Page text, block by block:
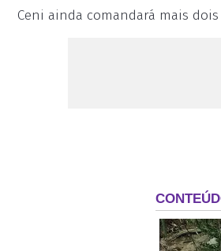
Ceni ainda comandará mais